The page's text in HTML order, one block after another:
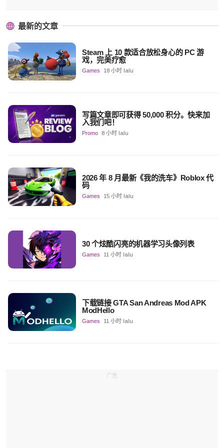
最新的文章
Steam 上 10 款适合放松身心的 PC 游
戏，完美疗愈
Games 18 小时 lalu
写篇文章即可获得 50,000 积分。快来加
入我们吧！
Promo 8 小时 lalu
2026 年 8 月最新《我的洗车》Roblox 代
码
Games 15 小时 lalu
30 个炫酷闪亮的机器学习头像列表
Games 11 小时 lalu
下载链接 GTA San Andreas Mod APK
ModHello
Games 11 小时 lalu
广告